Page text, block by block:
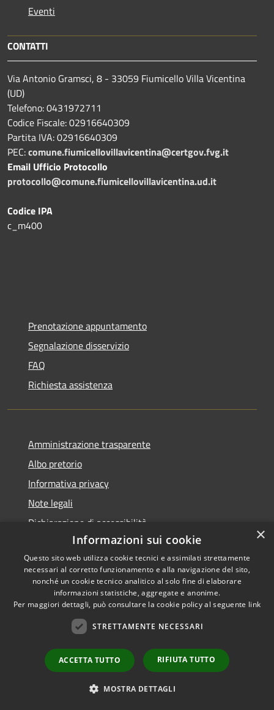
Eventi
CONTATTI
Via Antonio Gramsci, 8 - 33059 Fiumicello Villa Vicentina
(UD)
Telefono: 0431972711
Codice Fiscale: 02916640309
Partita IVA: 02916640309
PEC:comune.fiumicellovillavicentina@certgov.fvg.it
Email Ufficio Protocollo
protocollo@comune.fiumicellovillavicentina.ud.it
Codice IPA
c_m400
Prenotazione appuntamento
Segnalazione disservizio
FAQ
Richiesta assistenza
Amministrazione trasparente
Albo pretorio
Informativa privacy
Note legali
Dichiarazione di accessibilità
Accessibilità
Privacy
Copyright ©
Comune di Fiumicello Villa
byMunicipium•
×
Informazioni sui cookie
Questo sito web utilizza cookie tecnici e assimilati strettamente
necessari al corretto funzionamento e alla navigazione del sito,
nonché un cookie tecnico analitico al solo fine di elaborare
informazioni statistiche, aggregate e anonime.
Per maggiori dettagli, può consultare la cookie policy al seguente link
STRETTAMENTE NECESSARI
ACCETTA TUTTO RIFIUTA TUTTO
MOSTRA DETTAGLI